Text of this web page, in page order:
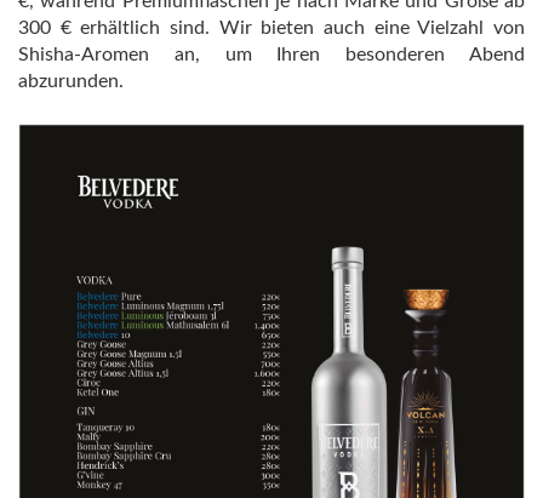
300 € erhältlich sind. Wir bieten auch eine Vielzahl von
Shisha-Aromen an, um Ihren besonderen Abend
abzurunden.